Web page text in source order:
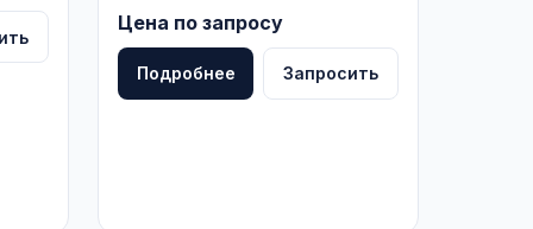
Цена по запросу
Подробнее Запросить